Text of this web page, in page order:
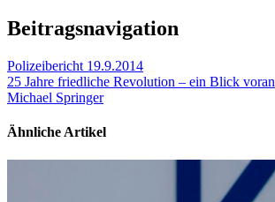
Beitragsnavigation
Polizeibericht 19.9.2014
25 Jahre friedliche Revolution – ein Blick voran
Michael Springer
Ähnliche Artikel